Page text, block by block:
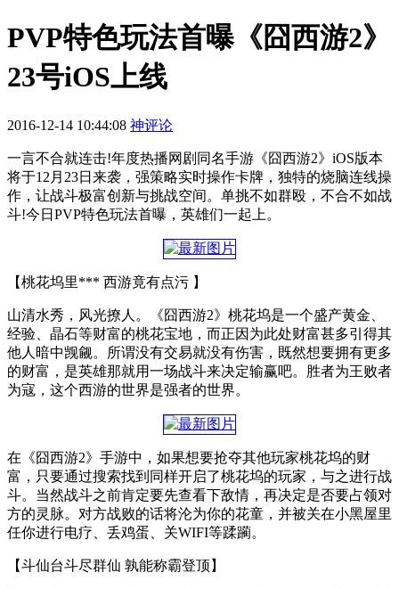
PVP特色玩法首曝《囧西游2》
23号iOS上线
2016-12-14 10:44:08 神评论
一言不合就连击!年度热播网剧同名手游《囧西游2》iOS版本
将于12月23日来袭，强策略实时操作卡牌，独特的烧脑连线操
作，让战斗极富创新与挑战空间。单挑不如群殴，不合不如战
斗!今日PVP特色玩法首曝，英雄们一起上。
【桃花坞里*** 西游竟有点污 】
山清水秀，风光撩人。《囧西游2》桃花坞是一个盛产黄金、
经验、晶石等财富的桃花宝地，而正因为此处财富甚多引得其
他人暗中觊觎。所谓没有交易就没有伤害，既然想要拥有更多
的财富，是英雄那就用一场战斗来决定输赢吧。胜者为王败者
为寇，这个西游的世界是强者的世界。
在《囧西游2》手游中，如果想要抢夺其他玩家桃花坞的财
富，只要通过搜索找到同样开启了桃花坞的玩家，与之进行战
斗。当然战斗之前肯定要先查看下敌情，再决定是否要占领对
方的灵脉。对方战败的话将沦为你的花童，并被关在小黑屋里
任你进行电疗、丢鸡蛋、关WIFI等蹂躏。
【斗仙台斗尽群仙 孰能称霸登顶】